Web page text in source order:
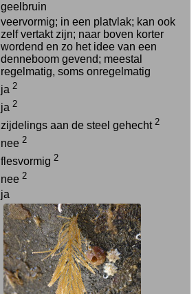
geelbruin
veervormig; in een platvlak; kan ook
zelf vertakt zijn; naar boven korter
wordend en zo het idee van een
denneboom gevend; meestal
regelmatig, soms onregelmatig
ja 2
ja 2
zijdelings aan de steel gehecht 2
nee 2
flesvormig 2
nee 2
ja